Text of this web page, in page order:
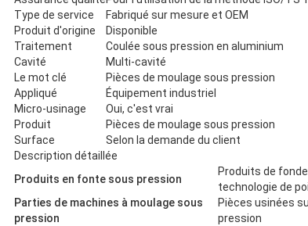
Type de service
Fabriqué sur mesure et OEM
Produit d'origine
Disponible
Traitement
Coulée sous pression en aluminium
Cavité
Multi-cavité
Le mot clé
Pièces de moulage sous pression
Appliqué
Équipement industriel
Micro-usinage
Oui, c'est vrai
Produit
Pièces de moulage sous pression
Surface
Selon la demande du client
Description détaillée
Produits en fonte sous pression
Produits de
technologie de
Parties de machines à moulage sous
pression
Pièces usinées
pression